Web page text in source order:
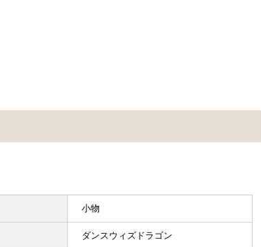
小物
ダンスウィズドラゴン